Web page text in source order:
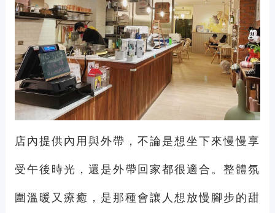
店內提供內用與外帶，不論是想坐下來慢慢享
受午後時光，還是外帶回家都很適合。整體氛
圍溫暖又療癒，是那種會讓人想放慢腳步的甜